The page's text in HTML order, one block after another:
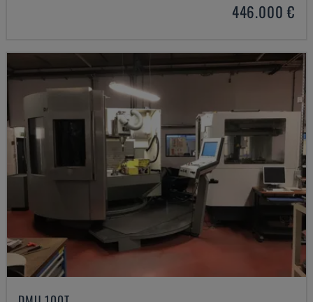
446.000 €